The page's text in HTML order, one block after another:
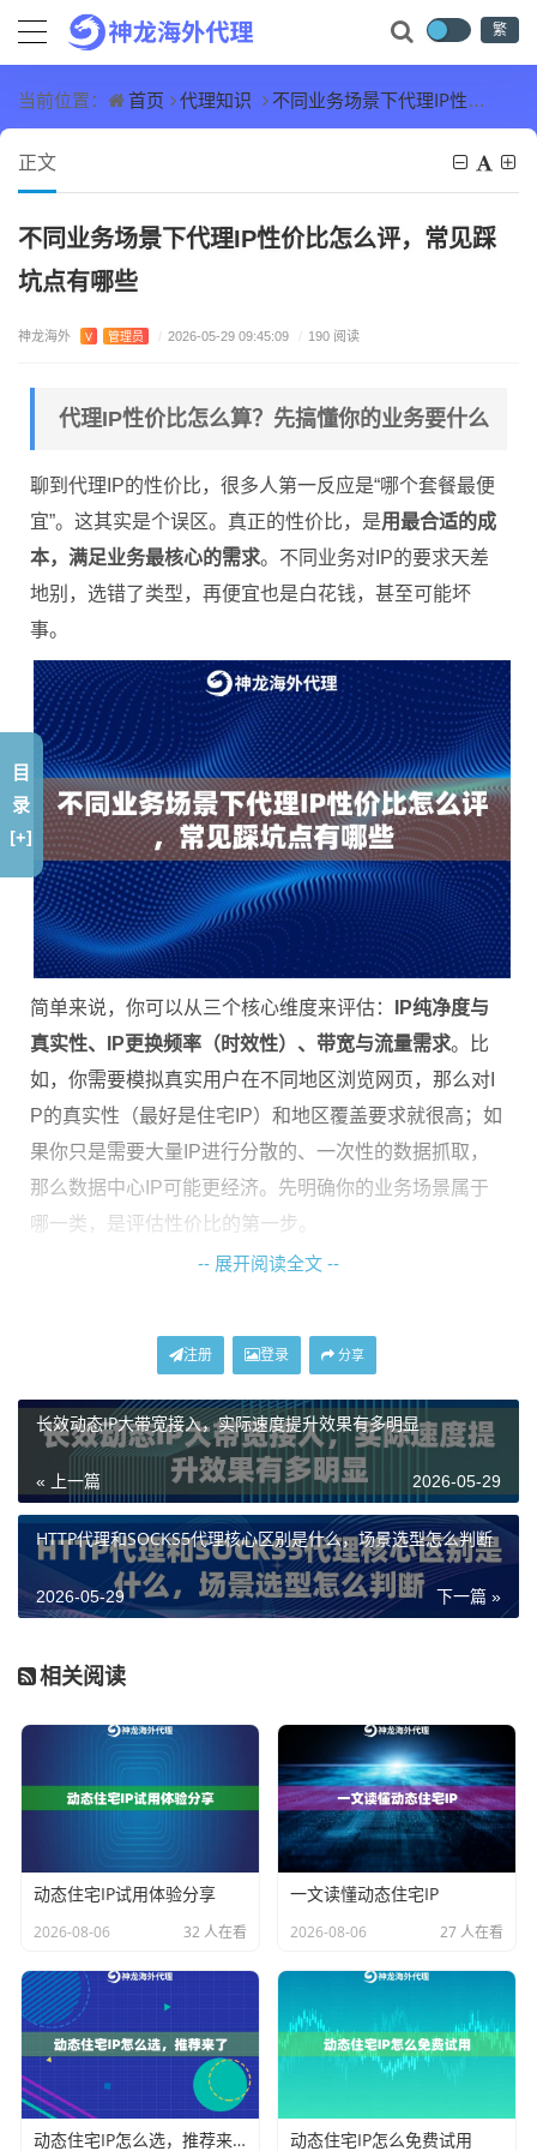
繁
当前位置： 首页 代理知识 不同业务场景下代理IP性价比怎么评，常见踩坑点有哪些
正文
不同业务场景下代理IP性价比怎么评，常见踩
坑点有哪些
神龙海外 V 管理员 / 2026-05-29 09:45:09 / 190 阅读
代理IP性价比怎么算？先搞懂你的业务要什么
聊到代理IP的性价比，很多人第一反应是“哪个套餐最便
宜”。这其实是个误区。真正的性价比，是用最合适的成
本，满足业务最核心的需求。不同业务对IP的要求天差
地别，选错了类型，再便宜也是白花钱，甚至可能坏
事。
简单来说，你可以从三个核心维度来评估：
IP纯净度与
真实性、IP更换频率（时效性）、带宽与流量需求。比
如，你需要模拟真实用户在不同地区浏览网页，那么对I
P的真实性（最好是住宅IP）和地区覆盖要求就很高；如
果你只是需要大量IP进行分散的、一次性的数据抓取，
那么数据中心IP可能更经济。先明确你的业务场景属于
哪一类，是评估性价比的第一步。
下面我们针对几种典型场景，拆解一下该如何选择，避
场景一：数据采集与市场调研
这是代理IP最广泛的应用之一。核心需求是
高并发、高
匿名、防封禁。你需要大量不同的IP地址来分散请求，
避免被目标网站封锁。这种情况下，一个庞大的、纯净
的IP池是关键。性价比的考量点在于：IP池是否足够大、
更新是否及时、IP是否纯净（未被大量使用导致关联封
代理IP数量的方案，就非常适合这类持续性、大规模的
数据采集任务，能确保高效获取市场信息和产品价格数
场景二：搜索引擎优化（SEO）与排名监控
做SEO，经常需要从不同地理位置检查关键词排名或模
的选择，它能更真实地模拟各地用户的搜索行为。选择
时，要关注服务商是否提供你目标地区的IP，以及IP的轮
换策略是否自然。
场景三：电子商务与价格监控
电商竞争激烈，实时监控竞争对手的价格、库存、促销
-- 展开阅读全文 --
注册 登录 分享
长效动态IP大带宽接入，实际速度提升效果有多明显
« 上一篇 2026-05-29
HTTP代理和SOCKS5代理核心区别是什么，场景选型怎么判断
下一篇 »
2026-05-29
相关阅读
动态住宅IP试用体验分享
2026-08-06 32 人在看
一文读懂动态住宅IP
2026-08-06 27 人在看
动态住宅IP怎么选，推荐来了 动态住宅IP怎么免费试用
目
录
[+]